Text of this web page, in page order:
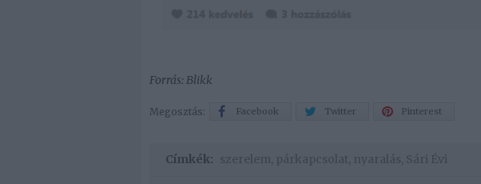
Forrás: Blikk
Megosztás: Facebook Twitter Pinterest
Címkék: szerelem párkapcsolat nyaralás Sári Évi